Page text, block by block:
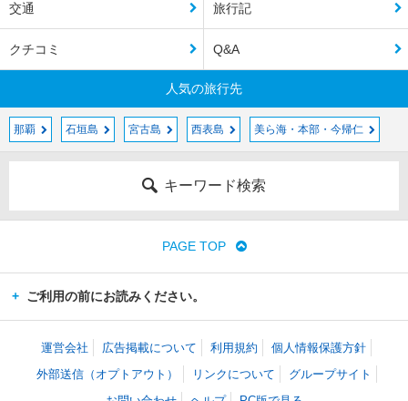
交通 旅行記
クチコミ Q&A
人気の旅行先
那覇 石垣島 宮古島 西表島 美ら海・本部・今帰仁
キーワード検索
PAGE TOP
ご利用の前にお読みください。
運営会社 広告掲載について 利用規約
個人情報保護方針
外部送信（オプトアウト）
リンクについて
グループサイト